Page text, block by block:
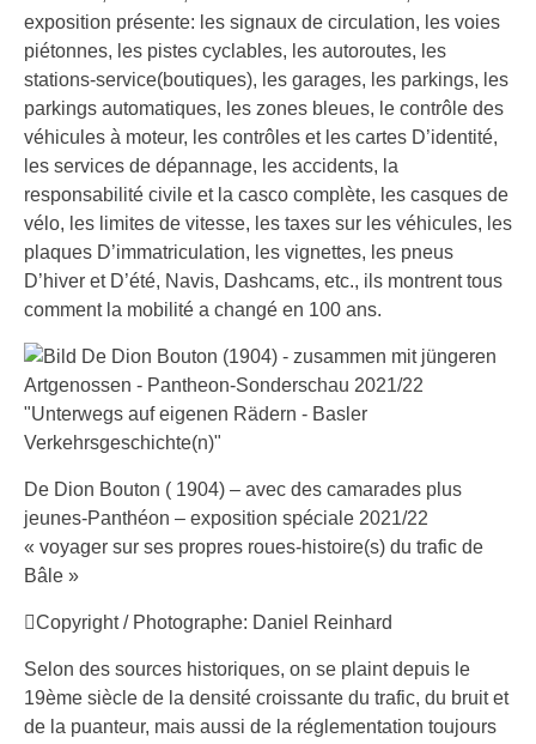
exposition présente: les signaux de circulation, les voies
piétonnes, les pistes cyclables, les autoroutes, les
stations-service(boutiques), les garages, les parkings, les
parkings automatiques, les zones bleues, le contrôle des
véhicules à moteur, les contrôles et les cartes D’identité,
les services de dépannage, les accidents, la
responsabilité civile et la casco complète, les casques de
vélo, les limites de vitesse, les taxes sur les véhicules, les
plaques D’immatriculation, les vignettes, les pneus
D’hiver et D’été, Navis, Dashcams, etc., ils montrent tous
comment la mobilité a changé en 100 ans.
De Dion Bouton ( 1904) – avec des camarades plus
jeunes-Panthéon – exposition spéciale 2021/22
« voyager sur ses propres roues-histoire(s) du trafic de
Bâle »
Copyright / Photographe: Daniel Reinhard
Selon des sources historiques, on se plaint depuis le
19ème siècle de la densité croissante du trafic, du bruit et
de la puanteur, mais aussi de la réglementation toujours